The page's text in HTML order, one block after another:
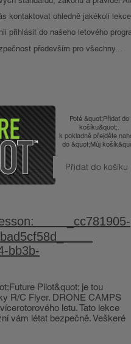
kontaktovat ohledně jakékoli
přihlásit do našeho letového
především pro všechny...
_cc781905-
bb3b-
Pilot&quot; je tou
R/C Flyer. DRONE CAMPS
letu. Tato lekce
vám létat bezpečně. Veškeré
Poté &quot;Přidat do
košíku&quot;.
k pokladně přejděte
do &quot;Můj
Přidat do košíku